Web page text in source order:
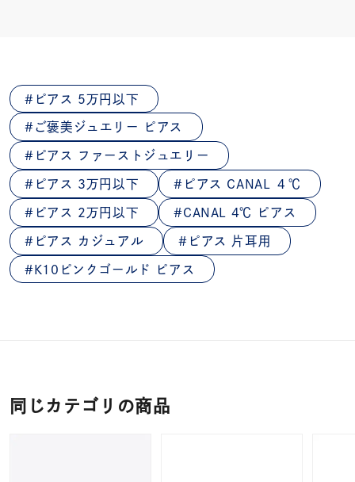
ピアス 5万円以下
ご褒美ジュエリー ピアス
ピアス ファーストジュエリー
ピアス 3万円以下 ピアス CANAL ４℃
ピアス 2万円以下 CANAL 4℃ ピアス
ピアス カジュアル ピアス 片耳用
K10ピンクゴールド ピアス
同じカテゴリの商品